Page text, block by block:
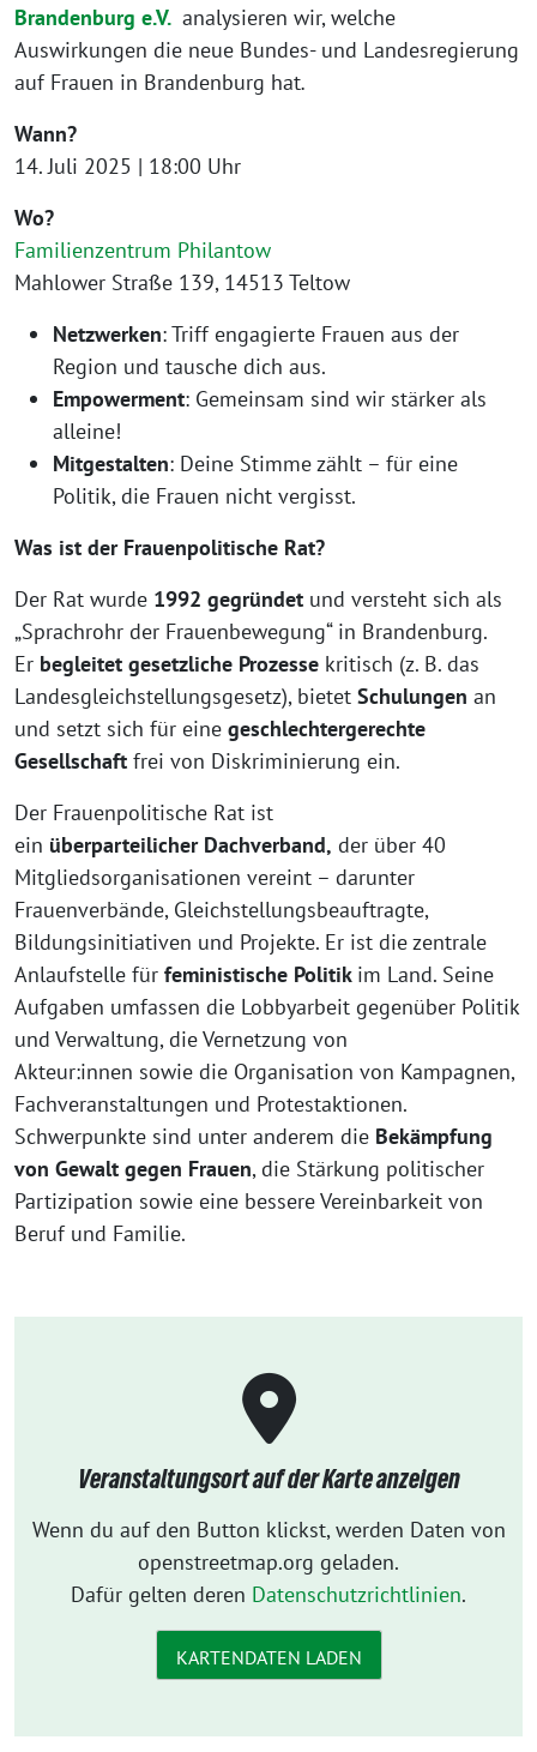
Brandenburg e.V. analysieren wir, welche
Auswirkungen die neue Bundes- und Landesregierung
auf Frauen in Brandenburg hat.
Wann?
14. Juli 2025 | 18:00 Uhr
Wo?
Familienzentrum Philantow
Mahlower Straße 139, 14513 Teltow
Netzwerken: Triff engagierte Frauen aus der
Region und tausche dich aus.
Empowerment: Gemeinsam sind wir stärker als
alleine!
Mitgestalten: Deine Stimme zählt – für eine
Politik, die Frauen nicht vergisst.
Was ist der Frauenpolitische Rat?
Der Rat wurde 1992 gegründet und versteht sich als
„Sprachrohr der Frauenbewegung“ in Brandenburg.
Er begleitet gesetzliche Prozesse kritisch (z. B. das
Landesgleichstellungsgesetz), bietet Schulungen an
und setzt sich für eine geschlechtergerechte
Gesellschaft frei von Diskriminierung ein.
Der Frauenpolitische Rat ist
ein überparteilicher Dachverband, der über 40
Mitgliedsorganisationen vereint – darunter
Frauenverbände, Gleichstellungsbeauftragte,
Bildungsinitiativen und Projekte. Er ist die zentrale
Anlaufstelle für feministische Politik im Land. Seine
Aufgaben umfassen die Lobbyarbeit gegenüber Politik
und Verwaltung, die Vernetzung von
Akteur:innen sowie die Organisation von Kampagnen,
Fachveranstaltungen und Protestaktionen.
Schwerpunkte sind unter anderem die Bekämpfung
von Gewalt gegen Frauen, die Stärkung politischer
Partizipation sowie eine bessere Vereinbarkeit von
Beruf und Familie.
Veranstaltungsort auf der Karte anzeigen
Wenn du auf den Button klickst, werden Daten von
openstreetmap.org geladen.
Dafür gelten deren Datenschutzrichtlinien.
KARTENDATEN LADEN